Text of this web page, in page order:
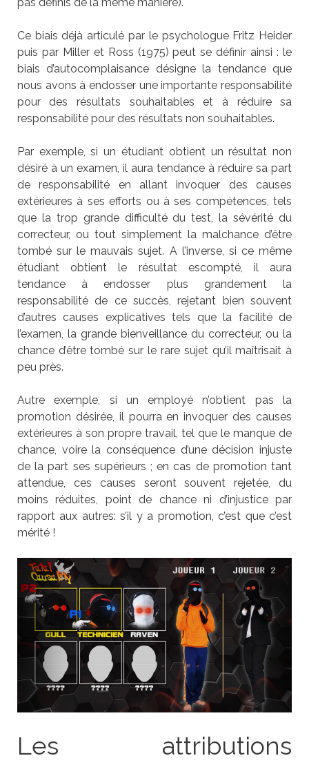
Ce biais déjà articulé par le psychologue Fritz Heider
puis par Miller et Ross (1975) peut se définir ainsi : le
biais d’autocomplaisance désigne la tendance que
nous avons à endosser une importante responsabilité
pour des résultats souhaitables et à réduire sa
responsabilité pour des résultats non souhaitables.
Par exemple, si un étudiant obtient un résultat non
désiré à un examen, il aura tendance à réduire sa part
de responsabilité en allant invoquer des causes
extérieures à ses efforts ou à ses compétences, tels
que la trop grande difficulté du test, la sévérité du
correcteur, ou tout simplement la malchance d’être
tombé sur le mauvais sujet. A l’inverse, si ce même
étudiant obtient le résultat escompté, il aura
tendance à endosser plus grandement la
responsabilité de ce succès, rejetant bien souvent
d’autres causes explicatives tels que la facilité de
l’examen, la grande bienveillance du correcteur, ou la
chance d’être tombé sur le rare sujet qu’il maîtrisait à
peu près.
Autre exemple, si un employé n’obtient pas la
promotion désirée, il pourra en invoquer des causes
extérieures à son propre travail, tel que le manque de
chance, voire la conséquence d’une décision injuste
de la part ses supérieurs ; en cas de promotion tant
attendue, ces causes seront souvent rejetée, du
moins réduites, point de chance ni d’injustice par
rapport aux autres: s’il y a promotion, c’est que c’est
mérité !
Les attributions